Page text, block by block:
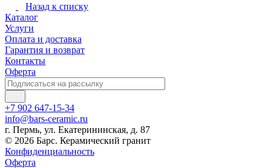
Назад к списку
Каталог
Услуги
Оплата и доставка
Гарантия и возврат
Контакты
Оферта
+7 902 647-15-34
info@bars-ceramic.ru
г. Пермь, ул. Екатерининская, д. 87
© 2026 Барс. Керамический гранит
Конфиденциальность
Оферта